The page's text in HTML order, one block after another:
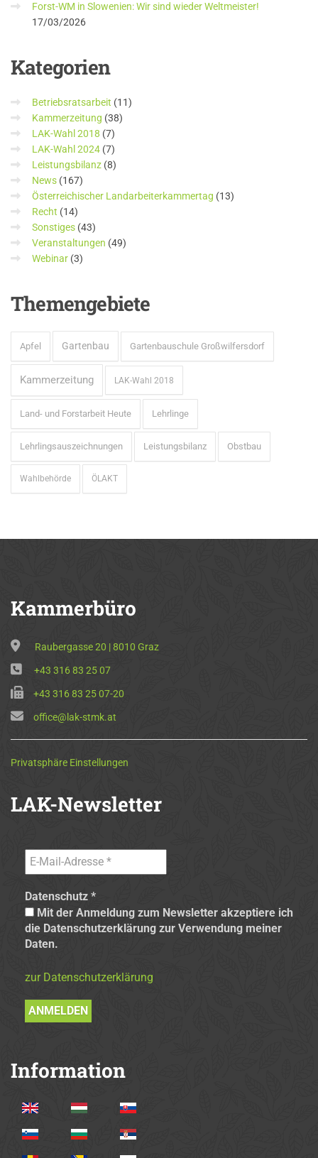
Forst-WM in Slowenien: Wir sind wieder Weltmeister!
17/03/2026
Kategorien
Betriebsratsarbeit (11)
Kammerzeitung (38)
LAK-Wahl 2018 (7)
LAK-Wahl 2024 (7)
Leistungsbilanz (8)
News (167)
Österreichischer Landarbeiterkammertag (13)
Recht (14)
Sonstiges (43)
Veranstaltungen (49)
Webinar (3)
Themengebiete
Apfel Gartenbau Gartenbauschule Großwilfersdorf
Kammerzeitung LAK-Wahl 2018
Land- und Forstarbeit Heute Lehrlinge
Lehrlingsauszeichnungen Leistungsbilanz Obstbau
Wahlbehörde ÖLAKT
Kammerbüro
Raubergasse 20 | 8010 Graz
+43 316 83 25 07
+43 316 83 25 07-20
office@lak-stmk.at
Privatsphäre Einstellungen
LAK-Newsletter
Datenschutz *
Mit der Anmeldung zum Newsletter akzeptiere ich
die Datenschutzerklärung zur Verwendung meiner
Daten.
zur Datenschutzerklärung
Information